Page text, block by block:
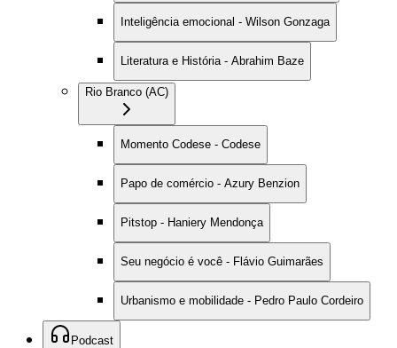
Inteligência emocional - Wilson Gonzaga
Literatura e História - Abrahim Baze
Rio Branco (AC)
Momento Codese - Codese
Papo de comércio - Azury Benzion
Pitstop - Haniery Mendonça
Seu negócio é você - Flávio Guimarães
Urbanismo e mobilidade - Pedro Paulo Cordeiro
Podcast